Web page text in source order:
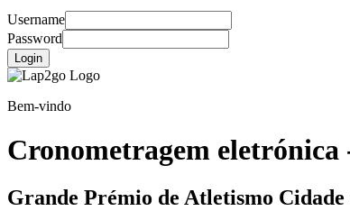
Username
Password
Login
Bem-vindo
Cronometragem eletrónica
Grande Prémio de Atletismo